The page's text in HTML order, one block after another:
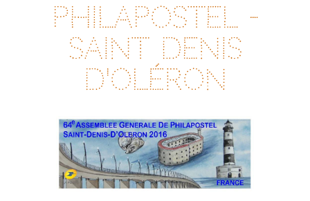
Philapostel -
Saint Denis
d'Oléron